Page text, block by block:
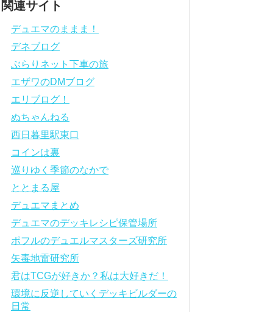
関連サイト
デュエマのままま！
デネブログ
ぶらりネット下車の旅
エザワのDMブログ
エリブログ！
ぬちゃんねる
西日暮里駅東口
コインは裏
巡りゆく季節のなかで
ととまる屋
デュエマまとめ
デュエマのデッキレシピ保管場所
ポフルのデュエルマスターズ研究所
矢毒地雷研究所
君はTCGが好きか？私は大好きだ！
環境に反逆していくデッキビルダーの
日常